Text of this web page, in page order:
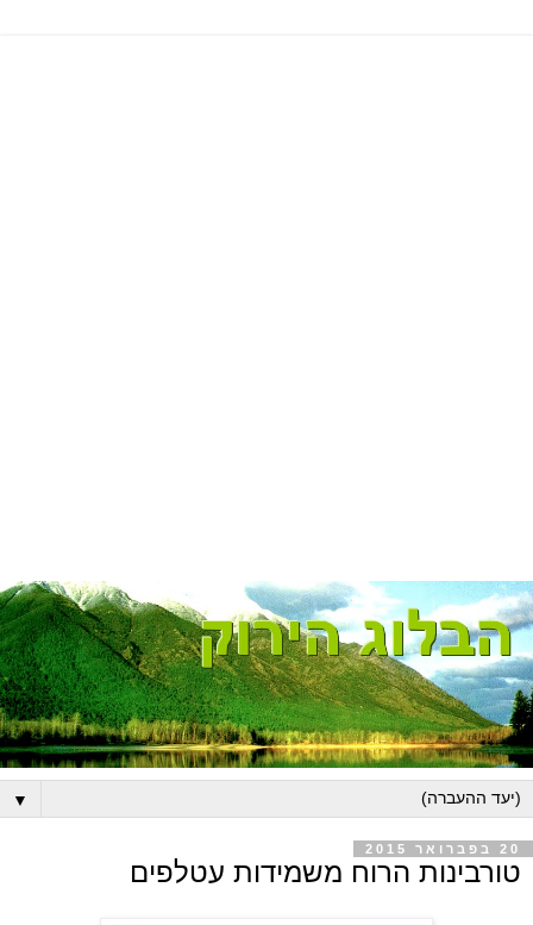
▼
20 בפברואר 2015
טורבינות הרוח משמידות עטלפים